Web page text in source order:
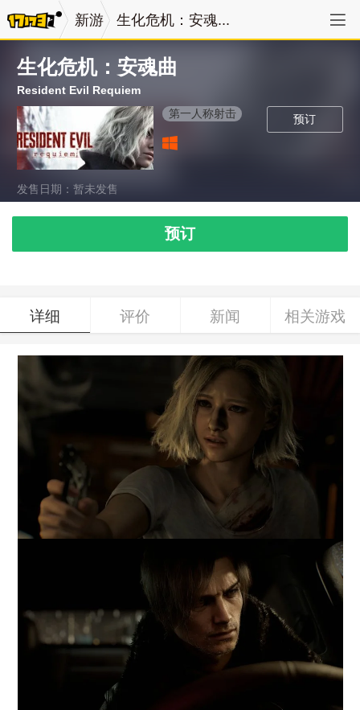
新游 生化危机：安魂...
生化危机：安魂曲
Resident Evil Requiem
预订
第一人称射击
发售日期：暂未发售
预订
详细 评价 新闻 相关游戏